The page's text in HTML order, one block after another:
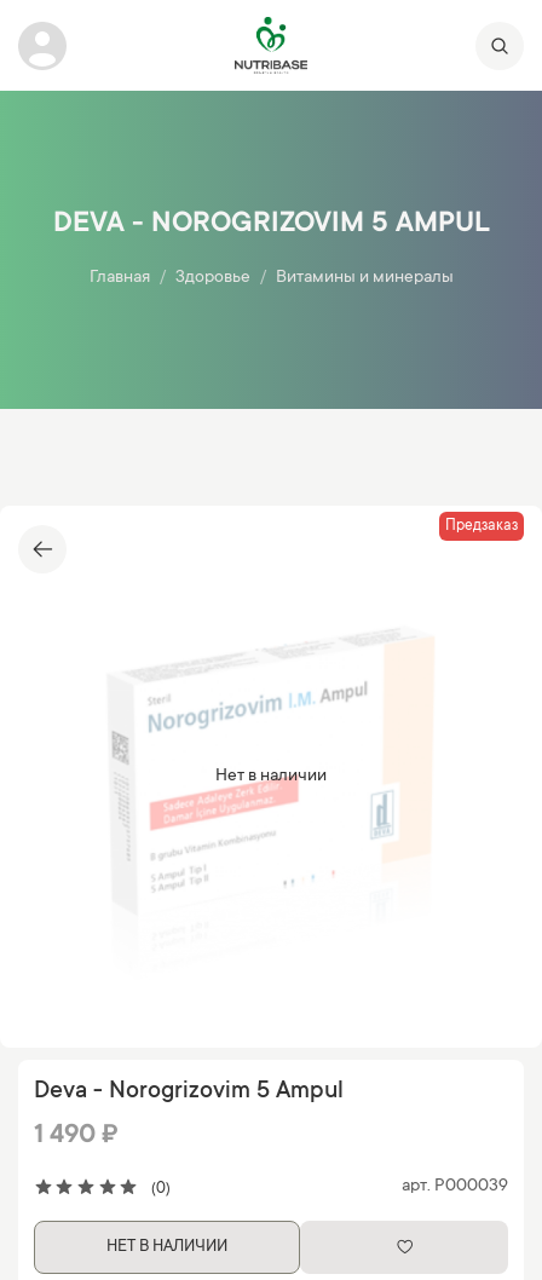
DEVA - NOROGRIZOVIM 5 AMPUL
Главная Здоровье Витамины и минералы
Нет в наличии
Предзаказ
(0) арт. P000039
Deva - Norogrizovim 5 Ampul
1 490 ₽
НЕТ В НАЛИЧИИ